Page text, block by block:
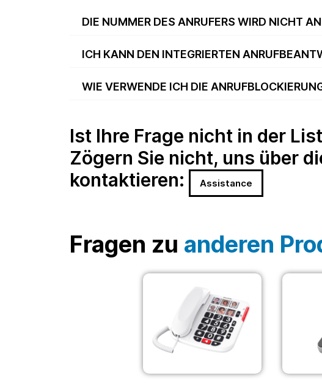
DIE NUMMER DES ANRUFERS WIRD NICHT
ICH KANN DEN INTEGRIERTEN
WIE VERWENDE ICH DIE
Ist Ihre Frage nicht in der
Zögern Sie nicht, uns über
kontaktieren:
Assistance
Fragen zu anderen